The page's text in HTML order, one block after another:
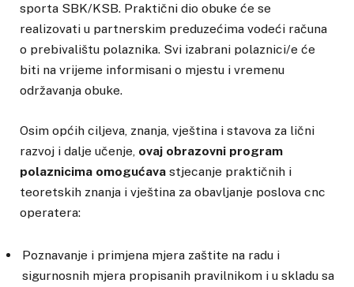
sporta SBK/KSB. Praktični dio obuke će se
realizovati u partnerskim preduzećima vodeći računa
o prebivalištu polaznika. Svi izabrani polaznici/e će
biti na vrijeme informisani o mjestu i vremenu
održavanja obuke.
Osim općih ciljeva, znanja, vještina i stavova za lični
razvoj i dalje učenje, ovaj obrazovni program
polaznicima omogućava stjecanje praktičnih i
teoretskih znanja i vještina za obavljanje poslova cnc
operatera:
Poznavanje i primjena mjera zaštite na radu i
sigurnosnih mjera propisanih pravilnikom i u skladu sa